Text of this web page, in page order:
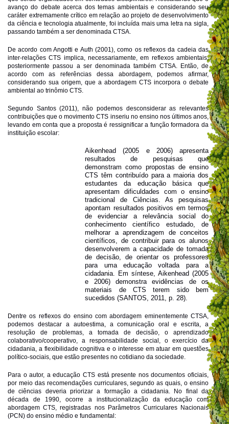
avanço do debate acerca dos temas ambientais e considerando seu
caráter extremamente crítico em relação ao projeto de desenvolvimento
da ciência e tecnologia atualmente, foi incluída mais uma letra na sigla,
passando também a ser denominada CTSA.
De acordo com Angotti e Auth (2001), como os reflexos da cadeia das
inter-relações CTS implica, necessariamente, em reflexos ambientais,
posteriormente passou a ser denominada também CTSA. Então, de
acordo com as referências dessa abordagem, podemos afirmar,
considerando sua origem, que a abordagem CTS incorpora o debate
ambiental ao trinômio CTS.
Segundo Santos (2011), não podemos desconsiderar as relevantes
contribuições que o movimento CTS inseriu no ensino nos últimos anos,
levando em conta que a proposta é ressignificar a função formadora da
instituição escolar:
Aikenhead (2005 e 2006) apresenta
resultados de pesquisas que
demonstram como propostas de ensino
CTS têm contribuído para a maioria dos
estudantes da educação básica que
apresentam dificuldades com o ensino
tradicional de Ciências. As pesquisas
apontam resultados positivos em termos
de evidenciar a relevância social do
conhecimento científico estudado, de
melhorar a aprendizagem de conceitos
científicos, de contribuir para os alunos
desenvolverem a capacidade de tomada
de decisão, de orientar os professores
para uma educação voltada para a
cidadania. Em síntese, Aikenhead (2005
e 2006) demonstra evidências de os
materiais de CTS terem sido bem
sucedidos (SANTOS, 2011, p. 28).
Dentre os reflexos do ensino com abordagem eminentemente CTSA,
podemos destacar a autoestima, a comunicação oral e escrita, a
resolução de problemas, a tomada de decisão, o aprendizado
colaborativo/cooperativo, a responsabilidade social, o exercício da
cidadania, a flexibilidade cognitiva e o interesse em atuar em questões
político-sociais, que estão presentes no cotidiano da sociedade.
Para o autor, a educação CTS está presente nos documentos oficiais,
por meio das recomendações curriculares, segundo as quais, o ensino
de ciências deveria priorizar a formação a cidadania. No final da
década de 1990, ocorre a institucionalização da educação com
abordagem CTS, registradas nos Parâmetros Curriculares Nacionais
(PCN) do ensino médio e fundamental: